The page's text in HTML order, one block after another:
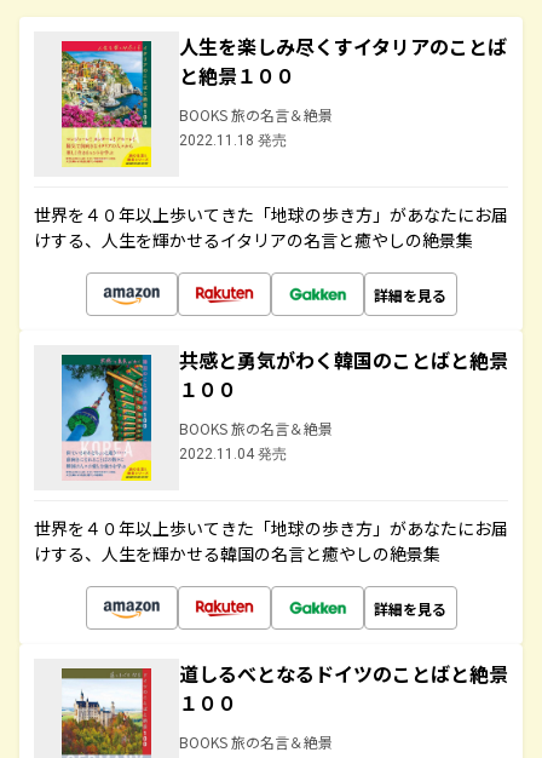
人生を楽しみ尽くすイタリアのことば
と絶景１００
BOOKS 旅の名言＆絶景
2022.11.18 発売
世界を４０年以上歩いてきた「地球の歩き方」があなたにお届
けする、人生を輝かせるイタリアの名言と癒やしの絶景集
詳細を見る
共感と勇気がわく韓国のことばと絶景
１００
BOOKS 旅の名言＆絶景
2022.11.04 発売
世界を４０年以上歩いてきた「地球の歩き方」があなたにお届
けする、人生を輝かせる韓国の名言と癒やしの絶景集
詳細を見る
道しるべとなるドイツのことばと絶景
１００
BOOKS 旅の名言＆絶景